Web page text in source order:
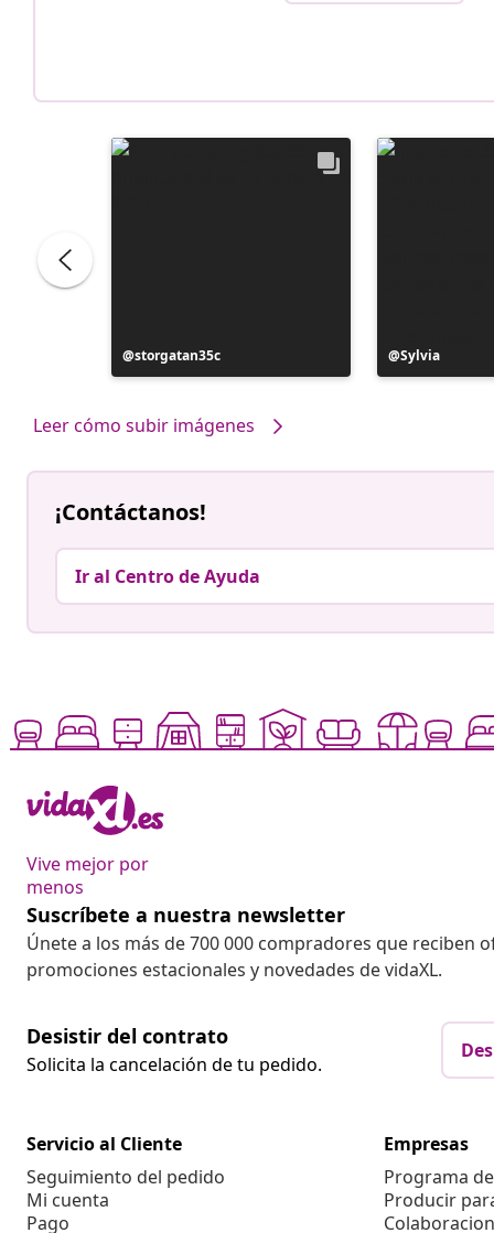
Publicación
realizada
storgatan35c
Publicación
realizada
Sylvia
Leer cómo subir imágenes
¡Contáctanos!
Ir al Centro de Ayuda
Vive mejor por
menos
Suscríbete a nuestra newsletter
Únete a los más de 700 000 compradores que reciben
promociones estacionales y novedades de vidaXL.
Desistir del contrato
Solicita la cancelación de tu pedido.
Servicio al Cliente
Seguimiento del pedido
Mi cuenta
Pago
Empresas
Programa
Producir